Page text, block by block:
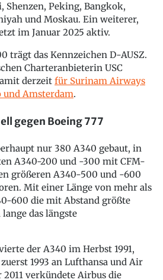
Shenzen, Peking, Bangkok,
und Moskau. Ein weiterer,
im Januar 2025 aktiv.
trägt das Kennzeichen D-AUSZ.
Charteranbieterin USC
derzeit für Surinam Airways
und Amsterdam.
gegen Boeing 777
nur 380 A340 gebaut, in
A340-200 und -300 mit CFM-
größeren A340-500 und -600
Mit einer Länge von mehr als
600 die mit Abstand größte
das längste
der A340 im Herbst 1991,
1993 an Lufthansa und Air
verkündete Airbus die